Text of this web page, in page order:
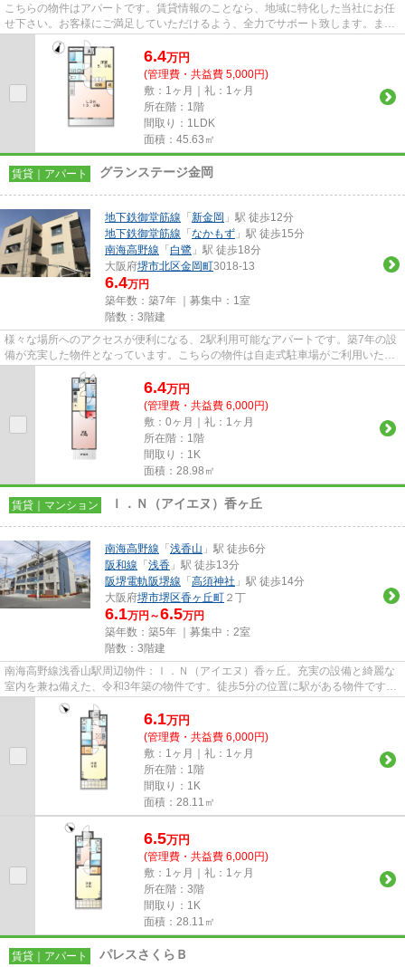
こちらの物件はアパートです。賃貸情報のことなら、地域に特化した当社にお任
せ下さい。お客様にご満足していただけるよう、全力でサポート致します。ま
た、ご希望に適した物件のご紹...
6.4万円
(管理費・共益費 5,000円)
敷：1ヶ月｜礼：1ヶ月
所在階：1階
間取り：1LDK
面積：45.63㎡
賃貸｜アパート グランステージ金岡
地下鉄御堂筋線 「 新金岡 」駅 徒歩12分
地下鉄御堂筋線 「 なかもず 」駅 徒歩15分
南海高野線 「 白鷺 」駅 徒歩18分
大阪府堺市北区金岡町3018-13
6.4万円
築年数：築7年 ｜募集中： 1室
階数：3階建
様々な場所へのアクセスが便利になる、2駅利用可能なアパートです。築7年の設
備が充実した物件となっています。こちらの物件は自走式駐車場がご利用いただ
けます。ごみ置き場は敷地内...
6.4万円
(管理費・共益費 6,000円)
敷：0ヶ月｜礼：1ヶ月
所在階：1階
間取り：1K
面積：28.98㎡
賃貸｜マンション Ｉ．Ｎ（アイエヌ）香ヶ丘
南海高野線 「 浅香山 」駅 徒歩6分
阪和線 「 浅香 」駅 徒歩13分
阪堺電軌阪堺線 「 高須神社 」駅 徒歩14分
大阪府堺市堺区香ヶ丘町 ２丁
6.1万円～6.5万円
築年数：築5年 ｜募集中： 2室
階数：3階建
南海高野線浅香山駅周辺物件：Ｉ．Ｎ（アイエヌ）香ヶ丘。充実の設備と綺麗な
室内を兼ね備えた、令和3年築の物件です。徒歩5分の位置に駅がある物件です。
こちらの物件はマンションで...
6.1万円
(管理費・共益費 6,000円)
敷：1ヶ月｜礼：1ヶ月
所在階：1階
間取り：1K
面積：28.11㎡
6.5万円
(管理費・共益費 6,000円)
敷：1ヶ月｜礼：1ヶ月
所在階：3階
間取り：1K
面積：28.11㎡
賃貸｜アパート パレスさくらＢ